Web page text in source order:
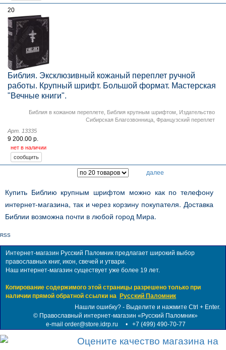
20
Библия. Эксклюзивный кожаный переплет ручной
работы. Крупный шрифт. Большой формат. Мастерская
"Вечные книги".
Библия в кожаном переплете Библия крупным шрифтом
Издательство
Сибирская Благозвонница Французский переплет
Арт. 13335
9 200.00 р.
нет в наличии
далее
Купить Библию крупным шрифтом можно как по телефону
интернет-магазина, так и через корзину покупателя. Доставка
Библии возможна почти в любой город Мира.
RSS
Интернет-магазин Русский Паломник предлагает широкий выбор
православных книг, икон, свечей и утвари.
Наш интернет-магазин существует уже более 19 лет.
Копирование содержимого этой страницы разрешено только при
наличии прямой обратной ссылки на Русский Паломник
Нашли ошибку? - Выделите и нажмите Ctrl + Enter.
© Православный интернет-магазин «Русский Паломник»
e-mail order@store.idrp.ru • +7 (499) 490-70-77